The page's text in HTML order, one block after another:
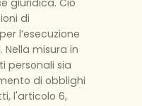
di
l’esecuzione
misura in
personali sia
di obblighi
l'articolo 6,